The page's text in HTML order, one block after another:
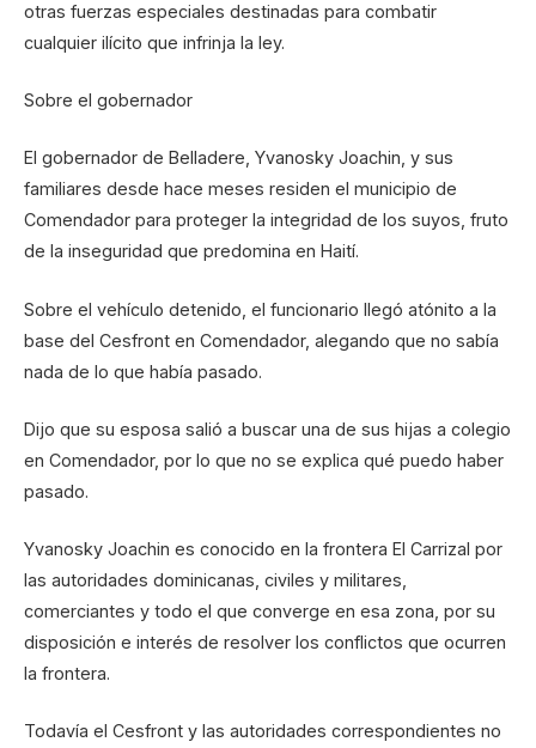
otras fuerzas especiales destinadas para combatir
cualquier ilícito que infrinja la ley.
Sobre el gobernador
El gobernador de Belladere, Yvanosky Joachin, y sus
familiares desde hace meses residen el municipio de
Comendador para proteger la integridad de los suyos, fruto
de la inseguridad que predomina en Haití.
Sobre el vehículo detenido, el funcionario llegó atónito a la
base del Cesfront en Comendador, alegando que no sabía
nada de lo que había pasado.
Dijo que su esposa salió a buscar una de sus hijas a colegio
en Comendador, por lo que no se explica qué puedo haber
pasado.
Yvanosky Joachin es conocido en la frontera El Carrizal por
las autoridades dominicanas, civiles y militares,
comerciantes y todo el que converge en esa zona, por su
disposición e interés de resolver los conflictos que ocurren
la frontera.
Todavía el Cesfront y las autoridades correspondientes no